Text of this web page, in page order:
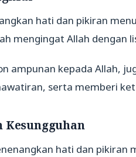
hati dan pikiran
mengingat Allah dengan
ampunan kepada Allah,
serta memberi
Kesungguhan
hati dan